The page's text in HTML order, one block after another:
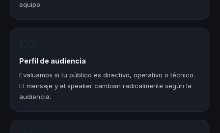
equipo.
Perfil de audiencia
Evaluamos si tu público es directivo, operativo o técnico.
El mensaje y el speaker cambian radicalmente según la
audiencia.